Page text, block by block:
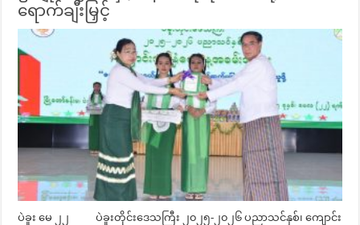
ရောက်ချီးမြှင့်
ပဲခူး မေ ၂၂ ပဲခူးတိုင်းဒေသကြီး ၂၀၂၅-၂၀၂၆ ပညာသင်နှစ်၊ ကျောင်း